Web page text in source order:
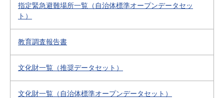
指定緊急避難場所一覧（自治体標準オープンデータセッ
ト）
教育調査報告書
文化財一覧（推奨データセット）
文化財一覧（自治体標準オープンデータセット）